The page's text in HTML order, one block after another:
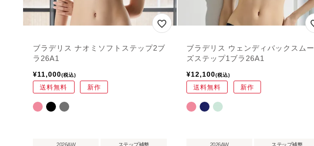
ブラデリス ナオミソフトステップ2ブ
ラ26A1
¥11,000 税込
送料無料 新作
2026AW ステップ補整
ブラデリス ウェンディバックスムー
ズステップ1ブラ26A1
¥12,100 税込
送料無料 新作
2026AW ステップ補整